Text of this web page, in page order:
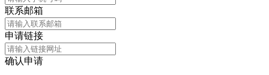
联系邮箱
申请链接
确认申请